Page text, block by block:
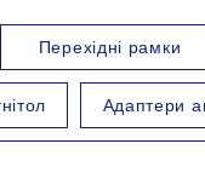
Перехідні рамки
Адаптери